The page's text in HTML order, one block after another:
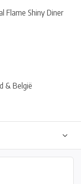
Flame Shiny Diner
& België